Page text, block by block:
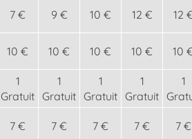
7 € 9 € 10 € 12 € 12
10 € 10 € 10 € 10 € 10
1
Gratuit
1
Gratuit
1
Gratuit
1
Gratuit
1
7 € 7 € 7 € 7 € 7 €